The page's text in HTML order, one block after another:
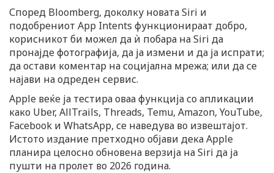
Според Bloomberg, доколку новата Siri и
подобрениот App Intents функционираат добро,
корисникот би можел да ѝ побара на Siri да
пронајде фотографија, да ја измени и да ја испрати;
да остави коментар на социјална мрежа; или да се
најави на одреден сервис.
Apple веќе ја тестира оваа функција со апликации
како Uber, AllTrails, Threads, Temu, Amazon, YouTube,
Facebook и WhatsApp, се наведува во извештајот.
Истото издание претходно објави дека Apple
планира целосно обновена верзија на Siri да ја
пушти на пролет во 2026 година.